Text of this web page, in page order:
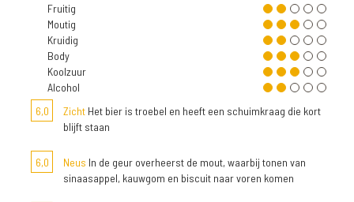
Fruitig
Moutig
Kruidig
Body
Koolzuur
Alcohol
6,0
Zicht Het bier is troebel en heeft een schuimkraag die kort
blijft staan
6,0 Neus In de geur overheerst de mout, waarbij tonen van
sinaasappel, kauwgom en biscuit naar voren komen